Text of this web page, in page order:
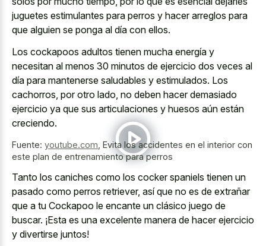
juguetes estimulantes para perros y hacer arreglos para
que alguien se ponga al día con ellos.
Los cockapoos adultos tienen mucha energía y
necesitan al menos 30 minutos de ejercicio dos veces al
día para mantenerse saludables y estimulados. Los
cachorros, por otro lado, no deben hacer demasiado
ejercicio ya que sus articulaciones y huesos aún están
creciendo.
Fuente: youtube.com Evita los accidentes en el interior con
este plan de entrenamiento para perros
Tanto los caniches como los cocker spaniels tienen un
pasado como perros retriever, así que no es de extrañar
que a tu Cockapoo le encante un clásico juego de
buscar. ¡Esta es una excelente manera de hacer ejercicio
y divertirse juntos!